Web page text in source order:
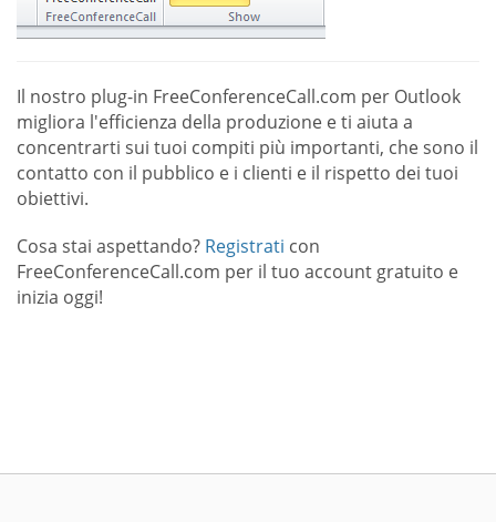
Il nostro plug-in FreeConferenceCall.com per Outlook
migliora l'efficienza della produzione e ti aiuta a
concentrarti sui tuoi compiti più importanti, che sono il
contatto con il pubblico e i clienti e il rispetto dei tuoi
obiettivi.
Cosa stai aspettando? Registrati con
FreeConferenceCall.com per il tuo account gratuito e
inizia oggi!